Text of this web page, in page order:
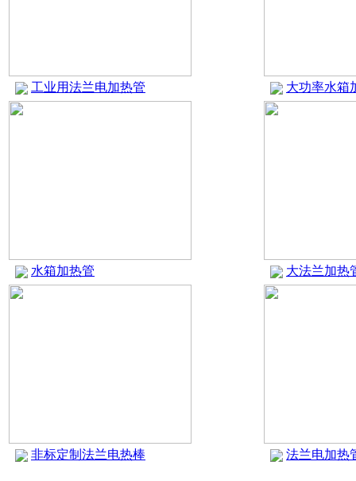
工业用法兰电加热管 大功率水箱
水箱加热管 大法兰加热
非标定制法兰电热棒 法兰电加热